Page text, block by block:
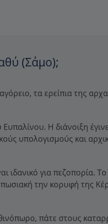
(Σάμο);
τα ερείπια της
Η διάνοιξη
υπολογισμούς και
ιδανικό για πεζοπορία.
την κορυφή της
πάτε στους